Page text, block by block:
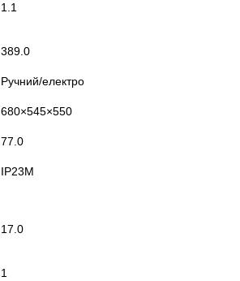
1.1
389.0
Ручний/електро
680×545×550
77.0
IP23M
17.0
1